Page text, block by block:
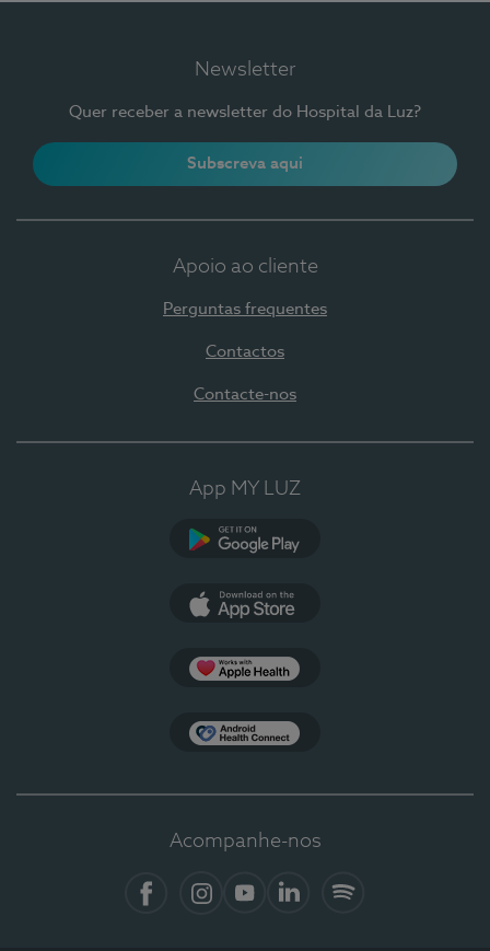
Newsletter
Quer receber a newsletter do Hospital da Luz?
Subscreva aqui
Apoio ao cliente
Perguntas frequentes
Contactos
Contacte-nos
App MY LUZ
Acompanhe-nos